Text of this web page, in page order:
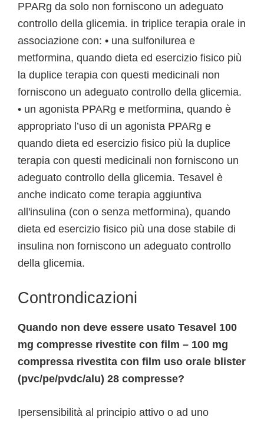
PPARg da solo non forniscono un adeguato
controllo della glicemia. in triplice terapia orale in
associazione con: • una sulfonilurea e
metformina, quando dieta ed esercizio fisico più
la duplice terapia con questi medicinali non
forniscono un adeguato controllo della glicemia.
• un agonista PPARg e metformina, quando è
appropriato l’uso di un agonista PPARg e
quando dieta ed esercizio fisico più la duplice
terapia con questi medicinali non forniscono un
adeguato controllo della glicemia. Tesavel è
anche indicato come terapia aggiuntiva
all'insulina (con o senza metformina), quando
dieta ed esercizio fisico più una dose stabile di
insulina non forniscono un adeguato controllo
della glicemia.
Controndicazioni
Quando non deve essere usato Tesavel 100
mg compresse rivestite con film – 100 mg
compressa rivestita con film uso orale blister
(pvc/pe/pvdc/alu) 28 compresse?
Ipersensibilità al principio attivo o ad uno